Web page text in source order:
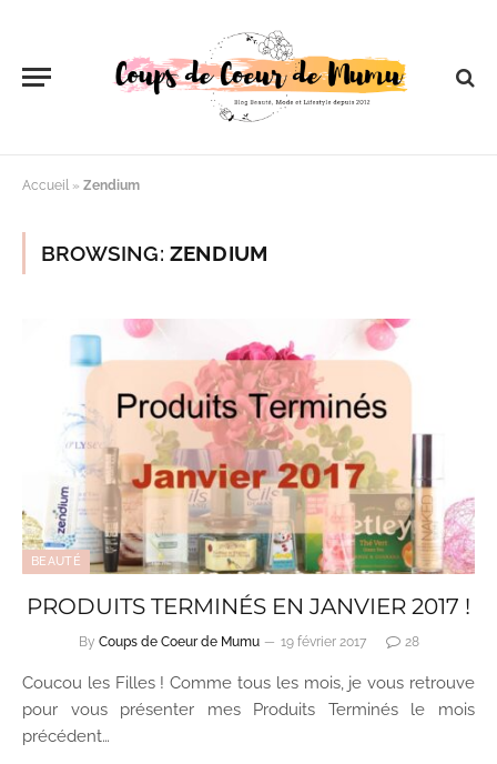
Accueil » Zendium
BROWSING: ZENDIUM
BEAUTÉ
PRODUITS TERMINÉS EN JANVIER 2017 !
By Coups de Coeur de Mumu 19 février 2017 28
Coucou les Filles ! Comme tous les mois, je vous retrouve
pour vous présenter mes Produits Terminés le mois
précédent…